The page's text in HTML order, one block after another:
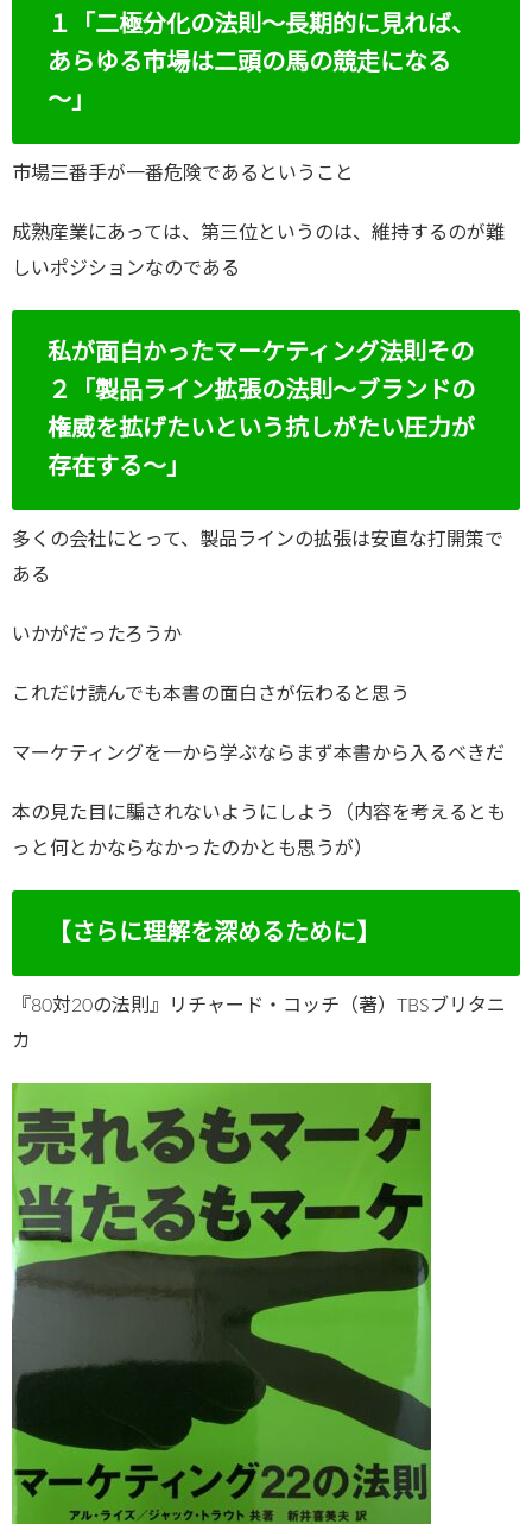
１「二極分化の法則～長期的に見れば、
あらゆる市場は二頭の馬の競走になる
～」
市場三番手が一番危険であるということ
成熟産業にあっては、第三位というのは、維持するのが難
しいポジションなのである
私が面白かったマーケティング法則その
２「製品ライン拡張の法則～ブランドの
権威を拡げたいという抗しがたい圧力が
存在する～」
多くの会社にとって、製品ラインの拡張は安直な打開策で
ある
いかがだったろうか
これだけ読んでも本書の面白さが伝わると思う
マーケティングを一から学ぶならまず本書から入るべきだ
本の見た目に騙されないようにしよう（内容を考えるとも
っと何とかならなかったのかとも思うが）
【さらに理解を深めるために】
『80対20の法則』リチャード・コッチ（著）TBSブリタニ
カ